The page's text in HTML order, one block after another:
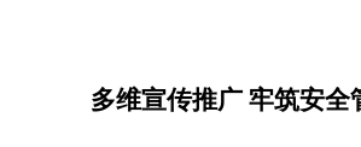
多维宣传推广 牢筑安全